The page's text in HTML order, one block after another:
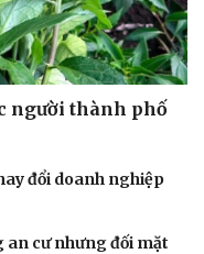
sĩ
người thành phố
đổi doanh nghiệp
an cư nhưng đối mặt